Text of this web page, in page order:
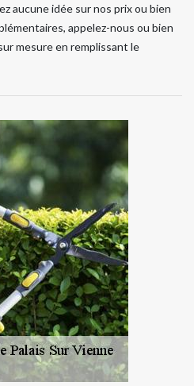
aucune idée sur nos prix ou bien
appelez-nous ou bien
mesure en remplissant le